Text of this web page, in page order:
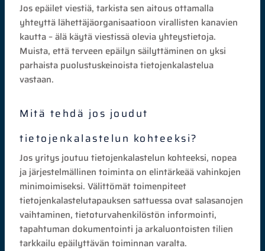
Jos epäilet viestiä, tarkista sen aitous ottamalla
yhteyttä lähettäjäorganisaatioon virallisten kanavien
kautta – älä käytä viestissä olevia yhteystietoja.
Muista, että terveen epäilyn säilyttäminen on yksi
parhaista puolustuskeinoista tietojenkalastelua
vastaan.
Mitä tehdä jos joudut
tietojenkalastelun kohteeksi?
Jos yritys joutuu tietojenkalastelun kohteeksi, nopea
ja järjestelmällinen toiminta on elintärkeää vahinkojen
minimoimiseksi. Välittömät toimenpiteet
tietojenkalastelutapauksen sattuessa ovat salasanojen
vaihtaminen, tietoturvahenkilöstön informointi,
tapahtuman dokumentointi ja arkaluontoisten tilien
tarkkailu epäilyttävän toiminnan varalta.